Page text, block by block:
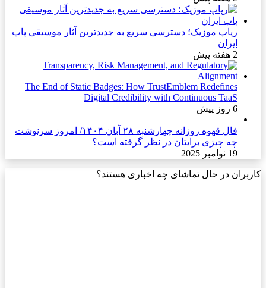
رپاپ موزیک؛ دسترسی سریع به جدیدترین آثار موسیقی پاپ
ایران
2 هفته پیش
The End of Static Badges: How TrustEmblem Redefines
Digital Credibility with Continuous TaaS
6 روز پیش
فال قهوه روزانه چهارشنبه ۲۸ آبان ۱۴۰۴/ امروز سرنوشت
چه چیزی برایتان در نظر گرفته است؟
19 نوامبر 2025
کاربران در حال تماشای چه اخباری هستند؟